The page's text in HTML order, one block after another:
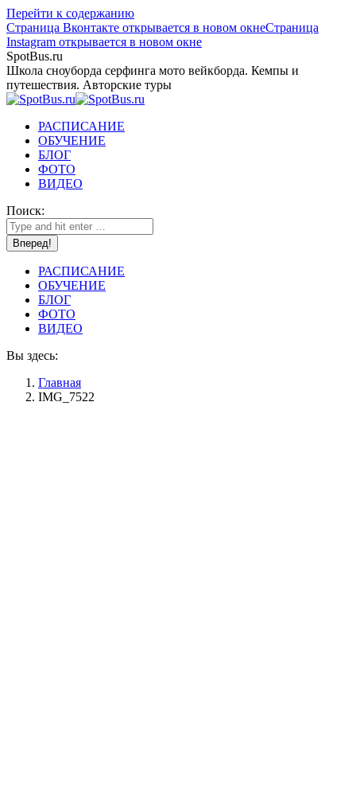
Перейти к содержанию
Страница Вконтакте открывается в новом окнеСтраница
Instagram открывается в новом окне
SpotBus.ru
Школа сноуборда серфинга мото вейкборда. Кемпы и
путешествия. Авторские туры
РАСПИСАНИЕ
ОБУЧЕНИЕ
БЛОГ
ФОТО
ВИДЕО
Поиск:
РАСПИСАНИЕ
ОБУЧЕНИЕ
БЛОГ
ФОТО
ВИДЕО
Вы здесь:
Главная
IMG_7522